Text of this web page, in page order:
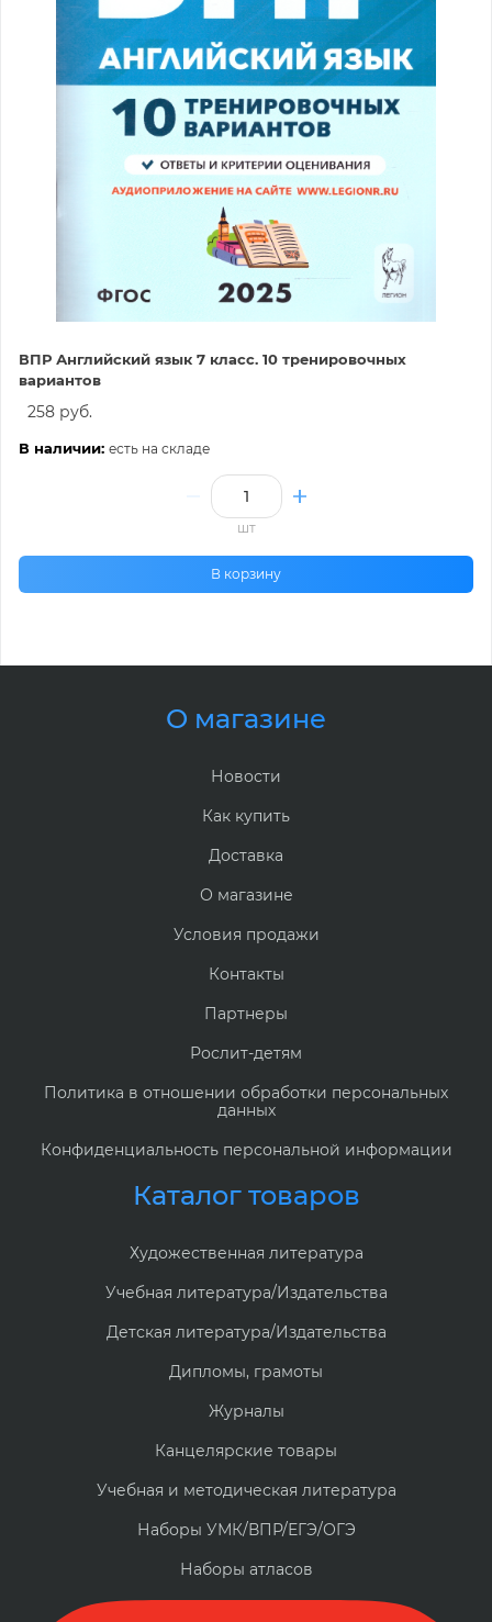
ВПР Английский язык 7 класс. 10 тренировочных
вариантов
258 руб.
В наличии: есть на складе
шт
В корзину
О магазине
Новости
Как купить
Доставка
О магазине
Условия продажи
Контакты
Партнеры
Рослит-детям
Политика в отношении обработки персональных
данных
Конфиденциальность персональной информации
Каталог товаров
Художественная литература
Учебная литература/Издательства
Детская литература/Издательства
Дипломы, грамоты
Журналы
Канцелярские товары
Учебная и методическая литература
Наборы УМК/ВПР/ЕГЭ/ОГЭ
Наборы атласов